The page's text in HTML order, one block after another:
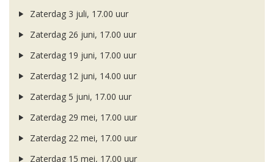
Zaterdag 3 juli, 17.00 uur
Zaterdag 26 juni, 17.00 uur
Zaterdag 19 juni, 17.00 uur
Zaterdag 12 juni, 14.00 uur
Zaterdag 5 juni, 17.00 uur
Zaterdag 29 mei, 17.00 uur
Zaterdag 22 mei, 17.00 uur
Zaterdag 15 mei, 17.00 uur